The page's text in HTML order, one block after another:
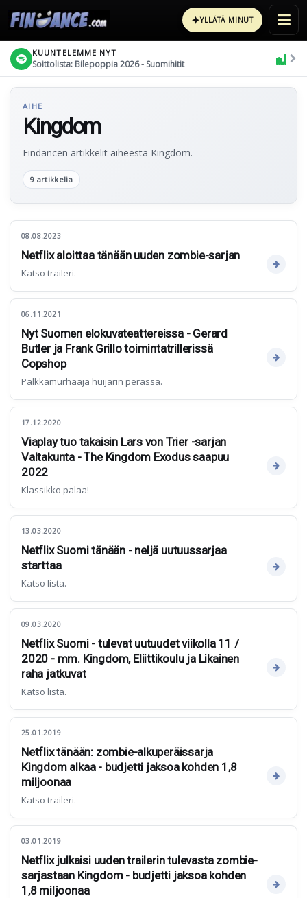
✦YLLÄTÄ MINUT
KUUNTELEMME NYT
Soittolista: Bilepoppia 2026 - Suomihitit
AIHE
Kingdom
Findancen artikkelit aiheesta Kingdom.
9 artikkelia
08.08.2023
Netflix aloittaa tänään uuden zombie-sarjan
Katso traileri.
06.11.2021
Nyt Suomen elokuvateattereissa - Gerard
Butler ja Frank Grillo toimintatrillerissä
Copshop
Palkkamurhaaja huijarin perässä.
17.12.2020
Viaplay tuo takaisin Lars von Trier -sarjan
Valtakunta - The Kingdom Exodus saapuu
2022
Klassikko palaa!
13.03.2020
Netflix Suomi tänään - neljä uutuussarjaa
starttaa
Katso lista.
09.03.2020
Netflix Suomi - tulevat uutuudet viikolla 11 /
2020 - mm. Kingdom, Eliittikoulu ja Likainen
raha jatkuvat
Katso lista.
25.01.2019
Netflix tänään: zombie-alkuperäissarja
Kingdom alkaa - budjetti jaksoa kohden 1,8
miljoonaa
Katso traileri.
03.01.2019
Netflix julkaisi uuden trailerin tulevasta zombie-
sarjastaan Kingdom - budjetti jaksoa kohden
1,8 miljoonaa